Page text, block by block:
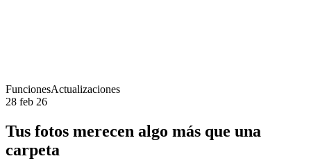
FuncionesActualizaciones
28 feb 26
Tus fotos merecen algo más que una
carpeta